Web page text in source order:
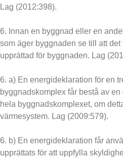
Lag (2012:398).
6. Innan en byggnad eller en
som äger byggnaden se till att
upprättad för byggnaden. Lag
6. a) En energideklaration för en
byggnadskomplex får bestå av
hela byggnadskomplexet, om
värmesystem. Lag (2009:579).
6. b) En energideklaration får
upprättats för att uppfylla